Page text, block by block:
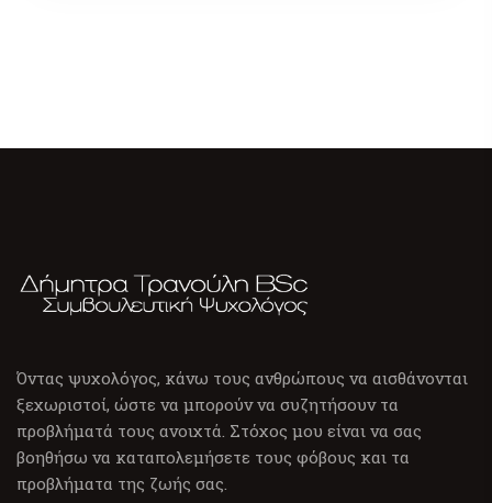
Όντας ψυχολόγος, κάνω τους ανθρώπους να αισθάνονται
ξεχωριστοί, ώστε να μπορούν να συζητήσουν τα
προβλήματά τους ανοιχτά. Στόχος μου είναι να σας
βοηθήσω να καταπολεμήσετε τους φόβους και τα
προβλήματα της ζωής σας.